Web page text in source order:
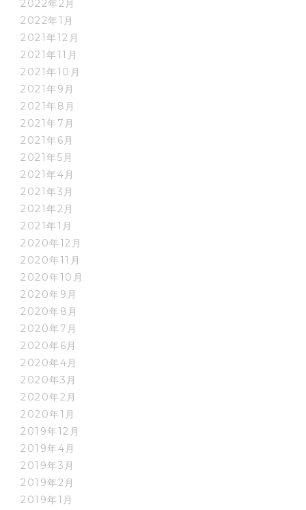
2022年2月
2022年1月
2021年12月
2021年11月
2021年10月
2021年9月
2021年8月
2021年7月
2021年6月
2021年5月
2021年4月
2021年3月
2021年2月
2021年1月
2020年12月
2020年11月
2020年10月
2020年9月
2020年8月
2020年7月
2020年6月
2020年4月
2020年3月
2020年2月
2020年1月
2019年12月
2019年4月
2019年3月
2019年2月
2019年1月